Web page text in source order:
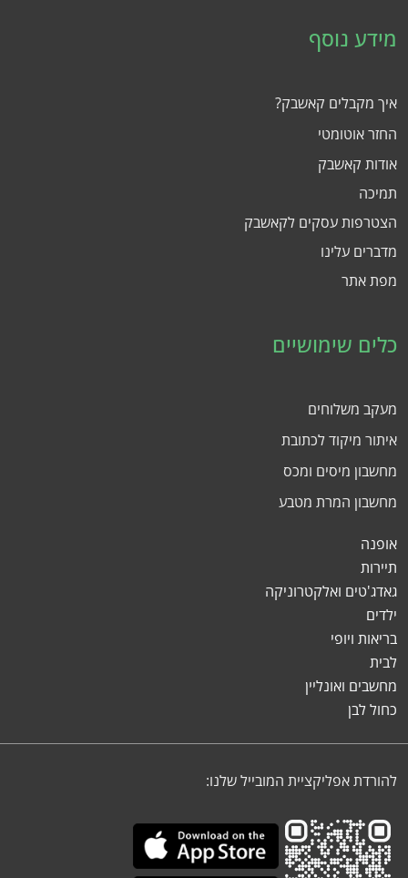
מידע נוסף
איך מקבלים קאשבק?
החזר אוטומטי
אודות קאשבק
תמיכה
הצטרפות עסקים לקאשבק
מדברים עלינו
מפת אתר
כלים שימושיים
מעקב משלוחים
איתור מיקוד לכתובת
מחשבון מיסים ומכס
מחשבון המרת מטבע
אופנה
תיירות
גאדג'טים ואלקטרוניקה
ילדים
בריאות ויופי
לבית
מחשבים ואונליין
כחול לבן
להורדת אפליקציית המובייל שלנו: